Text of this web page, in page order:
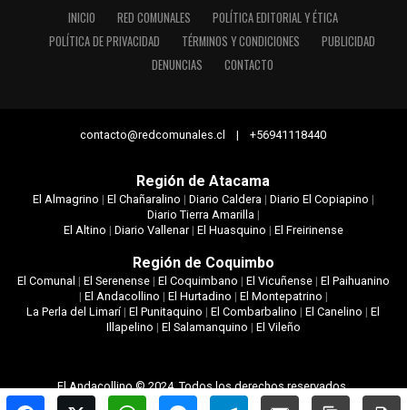
INICIO RED COMUNALES
POLÍTICA EDITORIAL Y ÉTICA
POLÍTICA DE PRIVACIDAD
TÉRMINOS Y CONDICIONES
PUBLICIDAD
DENUNCIAS
CONTACTO
contacto@redcomunales.cl | +56941118440
Región de Atacama
El Almagrino | El Chañaralino | Diario Caldera | Diario El Copiapino |
Diario Tierra Amarilla |
El Altino | Diario Vallenar| El Huasquino | El Freirinense
Región de Coquimbo
El Comunal | El Serenense| El Coquimbano | El Vicuñense| El Paihuanino
| El Andacollino | El Hurtadino | El Montepatrino |
La Perla del Limarí|El Punitaquino |El Combarbalino |El Canelino |El
Illapelino | El Salamanquino | El Vileño
El Andacollino © 2024. Todos los derechos reservados.